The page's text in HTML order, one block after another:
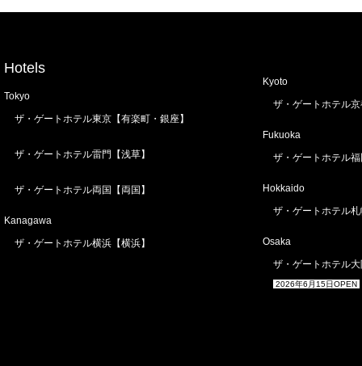
Hotels
Tokyo
ザ・ゲートホテル東京【有楽町・銀座】
ザ・ゲートホテル雷門【浅草】
ザ・ゲートホテル両国【両国】
Kanagawa
ザ・ゲートホテル横浜【横浜】
Kyoto
ザ・ゲートホテル
Fukuoka
ザ・ゲートホテル
Hokkaido
ザ・ゲートホテル
Osaka
ザ・ゲートホテル
2026年6月15日OPEN